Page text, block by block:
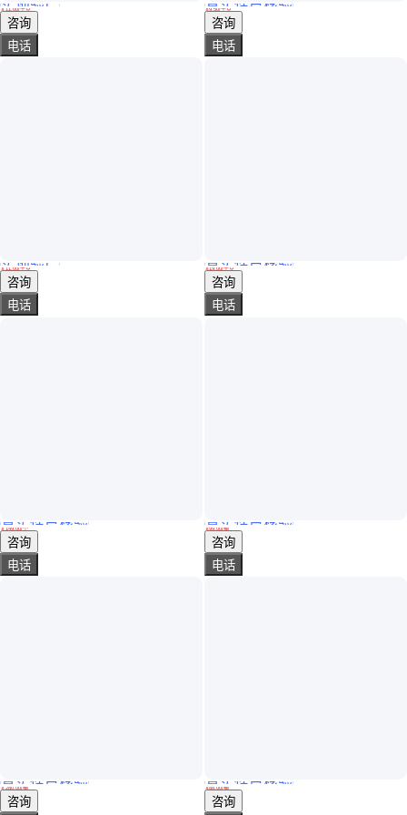
艾原 彩钢瓦专用漆 坚硬耐磨 防止腐蚀生锈 省时省力
实地验厂
￥ 11 .00/千克
河北廊坊
咨询
电话
艾原 彩钢瓦专用漆 施工便捷 防止腐蚀生锈 省时省力
实地验厂
￥11.00/千克
河北廊坊
咨询
电话
高硬质木蜡油 哑光木蜡油 透明木蜡油 雷马士木蜡油 耐候水性木蜡油
真实性已核验
￥ 149.00/个
江苏南京
咨询
电话
水性圣卡西高光耐候木蜡油 哑光硬质防水防腐净味环保快干
真实性已核验
￥ 280.00/桶
江苏南京
咨询
车间顶彩钢翻新漆 建筑旧房改造彩钢瓦翻新专用漆 施工便捷
真实性已核验
￥9 .50/千克
辽宁沈阳
咨询
电话
凉水塔内壁专用漆 化工厂烟道冷却塔防腐用漆耐酸碱
真实性已核验
￥19.00/千克
山东济宁
咨询
电话
切瑞西高固含木油 防腐耐候翻新改色防腐木碳化木凉亭葡萄架
真实性已核验
￥99 .00/桶
浙江金华
咨询
电话
户外切瑞西高固含木油 防腐木碳化木凉亭花箱滋养渗透防护 防腐耐候
真实性已核验
￥88 .00/桶
浙江金华
咨询